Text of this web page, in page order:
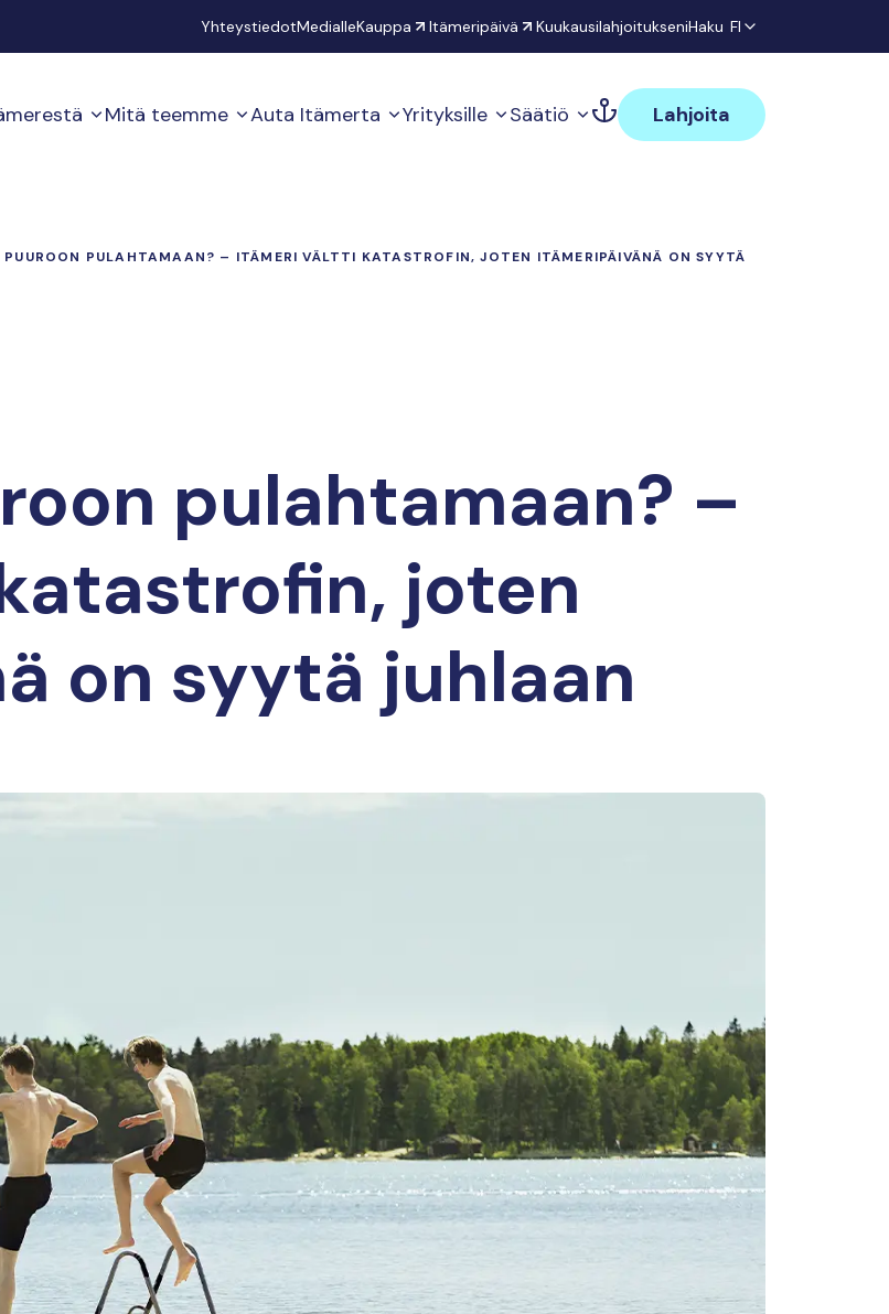
YhteystiedotMedialleKauppa Itämeripäivä KuukausilahjoitukseniHaku FI
Mitä teemme Auta Itämerta Yrityksille Säätiö Lahjoita
PUUROON PULAHTAMAAN? – ITÄMERI VÄLTTI KATASTROFIN, JOTEN ITÄMERIPÄIVÄNÄ ON SYYTÄ
pulahtamaan? –
joten
on syytä juhlaan